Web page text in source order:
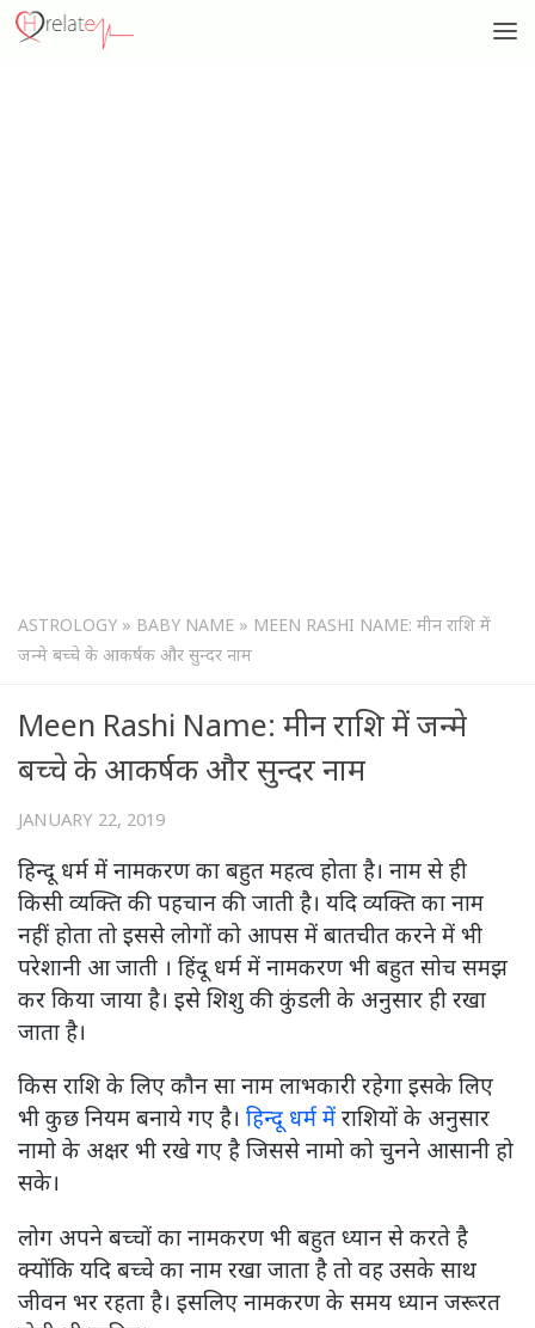
ASTROLOGY » BABY NAME » MEEN RASHI NAME: मीन राशि में
जन्मे बच्चे के आकर्षक और सुन्दर नाम
Meen Rashi Name: मीन राशि में जन्मे
बच्चे के आकर्षक और सुन्दर नाम
JANUARY 22, 2019
हिन्दू धर्म में नामकरण का बहुत महत्व होता है। नाम से ही
किसी व्यक्ति की पहचान की जाती है। यदि व्यक्ति का नाम
नहीं होता तो इससे लोगों को आपस में बातचीत करने में भी
परेशानी आ जाती । हिंदू धर्म में नामकरण भी बहुत सोच समझ
कर किया जाया है। इसे शिशु की कुंडली के अनुसार ही रखा
जाता है।
किस राशि के लिए कौन सा नाम लाभकारी रहेगा इसके लिए
भी कुछ नियम बनाये गए है। हिन्दू धर्म में राशियों के अनुसार
नामो के अक्षर भी रखे गए है जिससे नामो को चुनने आसानी हो
सके।
लोग अपने बच्चों का नामकरण भी बहुत ध्यान से करते है
क्योंकि यदि बच्चे का नाम रखा जाता है तो वह उसके साथ
जीवन भर रहता है। इसलिए नामकरण के समय ध्यान जरूरत